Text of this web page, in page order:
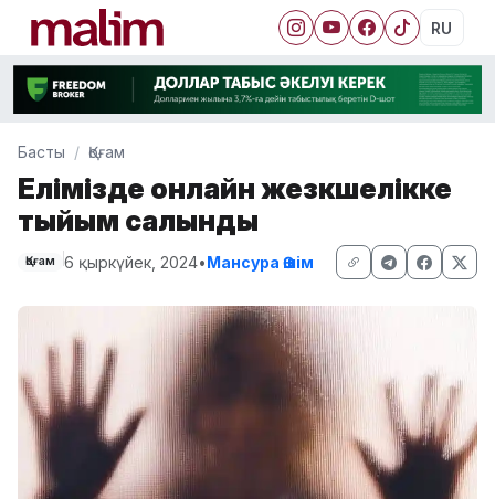
RU
Басты Қоғам
Елімізде онлайн жезөкшелікке
тыйым салынды
Қоғам 6 қыркүйек, 2024•Мансура Әшім